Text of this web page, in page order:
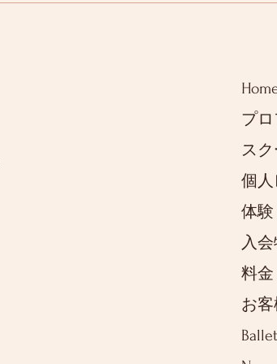
プ
ス
個
体験
入
料金
お